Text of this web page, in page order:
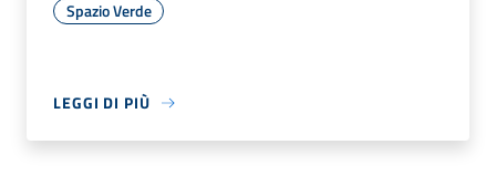
Spazio Verde
LEGGI DI PIÙ